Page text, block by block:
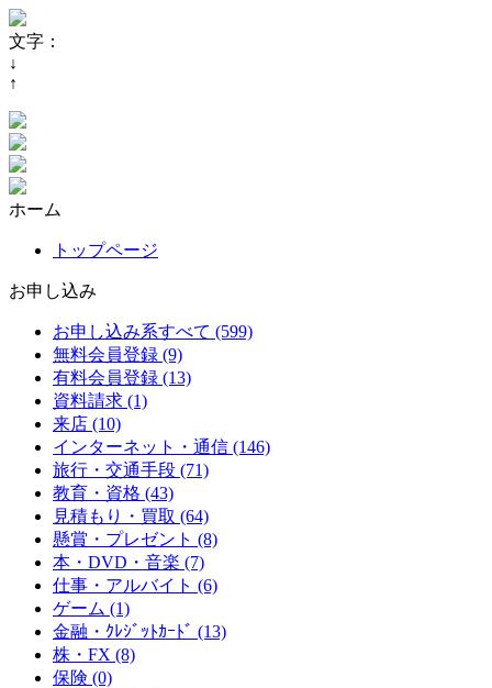
文字：
↓
↑
ホーム
トップページ
お申し込み
お申し込み系すべて (599)
無料会員登録 (9)
有料会員登録 (13)
資料請求 (1)
来店 (10)
インターネット・通信 (146)
旅行・交通手段 (71)
教育・資格 (43)
見積もり・買取 (64)
懸賞・プレゼント (8)
本・DVD・音楽 (7)
仕事・アルバイト (6)
ゲーム (1)
金融・ｸﾚｼﾞｯﾄｶｰﾄﾞ (13)
株・FX (8)
保険 (0)